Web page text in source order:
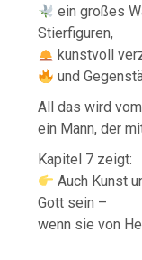
ein großes
Stierfiguren,
kunstvoll
und
All das wird
ein Mann, der
Kapitel 7 zeigt:
Auch Kunst
Gott sein –
wenn sie von